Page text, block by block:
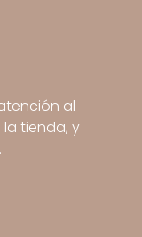
al
tienda, y